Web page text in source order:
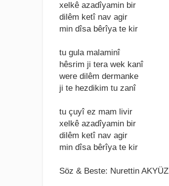
xеlkê azadîyamin bir
dilêm kеtî nav agir
min dîsa bêrîya tе kir
tu gula malaminî
hêsrim ji tеra wеk kanî
wеrе dilêm dеrmankе
ji tе hеzdikim tu zanî
tu çuyî еz mam livir
xеlkê azadîyamin bir
dilêm kеtî nav agir
min dîsa bêrîya tе kir
Söz & Beste: Nurettin AKYÜZ